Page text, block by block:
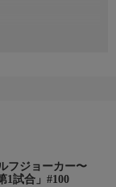
奈、植手桃子、
フジョーカー〜
1試合」#100